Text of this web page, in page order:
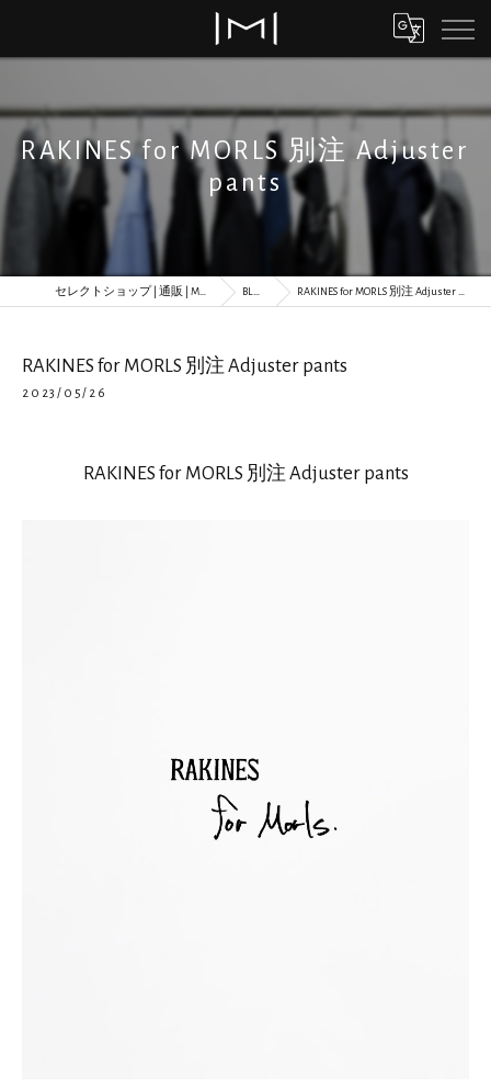
RAKINES for MORLS 別注 Adjuster
pants
セレクトショップ | 通販 | MORLS BLOG RAKINES for MORLS 別注 Adjuster pants
RAKINES for MORLS 別注 Adjuster pants
2023/05/26
RAKINES for MORLS 別注 Adjuster pants